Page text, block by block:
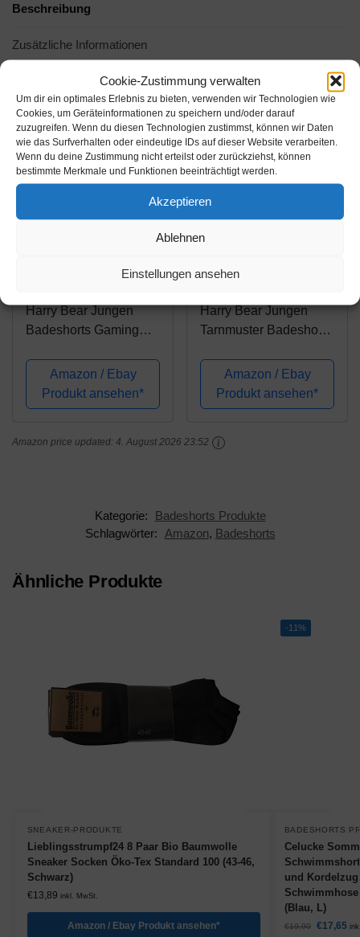
Cookie-Zustimmung verwalten
Um dir ein optimales Erlebnis zu bieten, verwenden wir Technologien wie
Cookies, um Geräteinformationen zu speichern und/oder darauf
zuzugreifen. Wenn du diesen Technologien zustimmst, können wir Daten
wie das Surfverhalten oder eindeutige IDs auf dieser Website verarbeiten.
Wenn du deine Zustimmung nicht erteilst oder zurückziehst, können
bestimmte Merkmale und Funktionen beeinträchtigt werden.
Akzeptieren
Ablehnen
Einstellungen ansehen
Beschreibung
Zusätzliche Informationen
Harry Bear Jungen
Badeshorts Gaming
Amazon / Ebay
Produkt ansehen*
-6%
13,99€
Harry Bear Jungen
Tarnmuster Badeshorts
Amazon / Ebay
Produkt ansehen*
Amazon price updated: 4. August 2026 23:52
Kategorie:
Badeshorts Produkte
Schlagwörter:
Amazon, Badeshorts
Ähnliche Produkte
SNEAKER-PRODUKTE
Lieblingsstrumpf24 8 Paar Bio Baumwolle
Sneaker Socken Öko-Tex Standard 100 (43-46,
Schwarz)
€13,89 inkl. MwSt.
Amazon / Ebay Produkt ansehen*
-11%
BADESHORTS
Celucke
und
(Blau, L)
€19,90 €17,65